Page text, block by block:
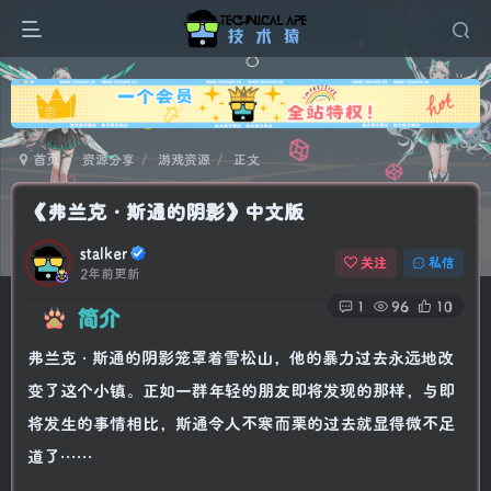
广告
首页 资源分享 游戏资源 正文
《弗兰克·斯通的阴影》中文版
stalker
2年前更新
关注 私信
1 96 10
简介
弗兰克·斯通的阴影笼罩着雪松山，他的暴力过去永远地改
变了这个小镇。正如一群年轻的朋友即将发现的那样，与即
将发生的事情相比，斯通令人不寒而栗的过去就显得微不足
道了……